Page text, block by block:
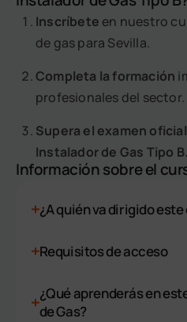
Inscríbete en nuestro
de gas para Sevilla.
Completa la formación
profesionales del sector.
Supera el examen oficial
Instalador de Gas Tipo B.
Información sobre el
¿A quién va dirigido
Requisitos de acceso
¿Qué aprenderás en
de Gas?